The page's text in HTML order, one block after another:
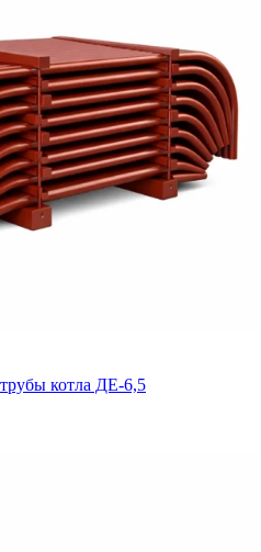
котла ДЕ-6,5